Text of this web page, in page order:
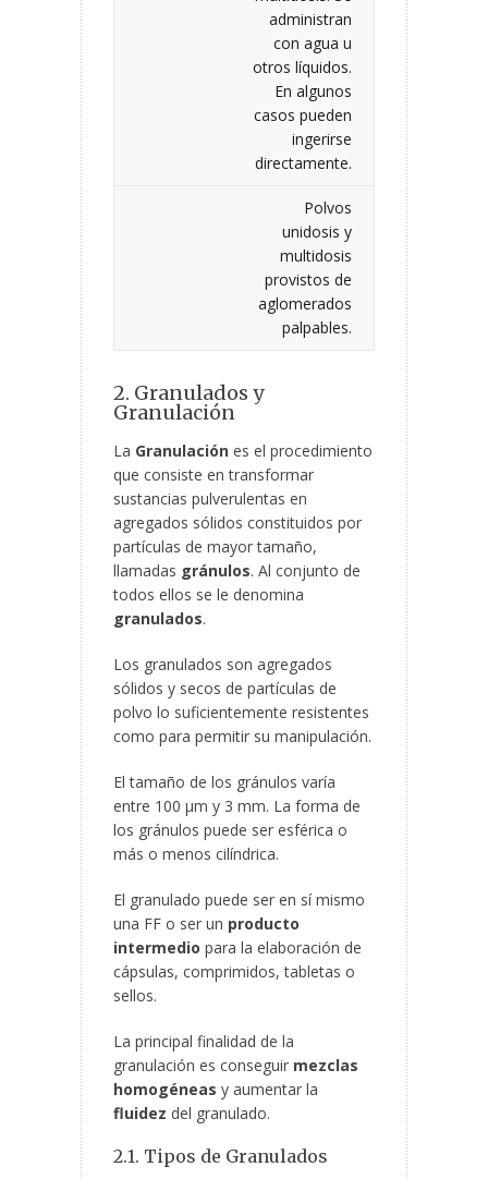
administran
con agua u
otros líquidos.
En algunos
casos pueden
ingerirse
directamente.
Polvos
unidosis y
multidosis
provistos de
aglomerados
palpables.
2. Granulados y
Granulación
La Granulación es el procedimiento
que consiste en transformar
sustancias pulverulentas en
agregados sólidos constituidos por
partículas de mayor tamaño,
llamadas gránulos. Al conjunto de
todos ellos se le denomina
granulados.
Los granulados son agregados
sólidos y secos de partículas de
polvo lo suficientemente resistentes
como para permitir su manipulación.
El tamaño de los gránulos varía
entre 100 µm y 3 mm. La forma de
los gránulos puede ser esférica o
más o menos cilíndrica.
El granulado puede ser en sí mismo
una FF o ser un producto
intermedio para la elaboración de
cápsulas, comprimidos, tabletas o
sellos.
La principal finalidad de la
granulación es conseguir mezclas
homogéneas y aumentar la
fluidez del granulado.
2.1. Tipos de Granulados